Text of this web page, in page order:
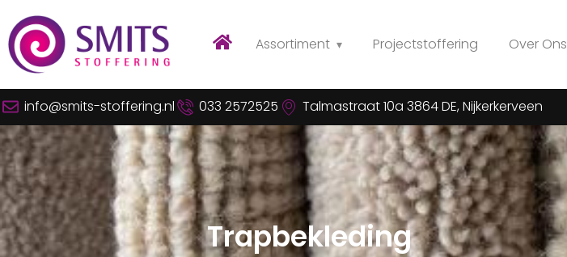
Assortiment Projectstoffering Over Ons
info@smits-stoffering.nl 033 2572525 Talmastraat 10a 3864 DE, Nijkerkerveen
Trapbekleding